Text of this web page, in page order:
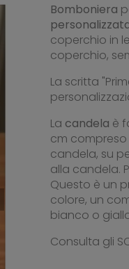
Bomboniera
coperchio in
coperchio,
La scritta
La candela è
cm
candela, su
alla candela.
Questo è un
colore, un
bianco o
Consulta gli